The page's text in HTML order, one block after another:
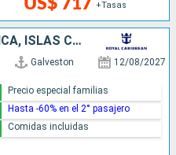
US$ 717 +Tasas
MÉXICO, HONDURAS, JAMAICA, ISLAS CAIMÁN, ESTADOS UNIDOS
Galveston 12/08/2027
Precio especial familias
Hasta -60% en el 2° pasajero
Comidas incluidas